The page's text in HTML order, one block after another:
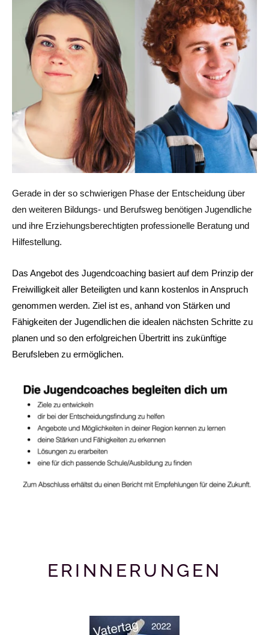
Gerade in der so schwierigen Phase der Entscheidung über
den weiteren Bildungs- und Berufsweg benötigen Jugendliche
und ihre Erziehungsberechtigten professionelle Beratung und
Hilfestellung.
Das Angebot des Jugendcoaching basiert auf dem Prinzip der
Freiwilligkeit aller Beteiligten und kann kostenlos in Anspruch
genommen werden. Ziel ist es, anhand von Stärken und
Fähigkeiten der Jugendlichen die idealen nächsten Schritte zu
planen und so den erfolgreichen Übertritt ins zukünftige
Berufsleben zu ermöglichen.
ERINNERUNGEN